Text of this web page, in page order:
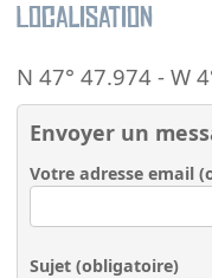
Localisation
N 47° 47.974 -W
Envoyer un
Votre adresse email
Sujet (obligatoire)